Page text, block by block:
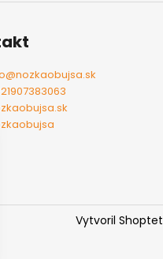
@nozkaobujsa.sk
Vytvoril Shoptet